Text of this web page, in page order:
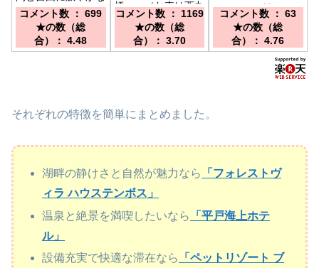
ハウステンボス滞在
を。／博多駅から特
急ハウステンボス号
で100分/長崎駅から
コメント数 ： 699
★の数（総
合）： 4.48
橋』 ／お車は西九
州自動車道『佐々
IC』→Ｒ２０４経由
で約３０分
コメント数 ： 1169
★の数（総
合）： 3.70
と一緒に／博多から
車で60分。唐津か
ら30分。ハウステ
ンボスまで60分。
コメント数 ： 63
★の数（総
合）： 4.76
それぞれの特徴を簡単にまとめました。
湖畔の静けさと自然が魅力なら
「フォレストヴ
ィラ ハウステンボス」
温泉と絶景を満喫したいなら
「平戸海上ホテ
ル」
設備充実で快適な滞在なら
「ペットリゾート ブ